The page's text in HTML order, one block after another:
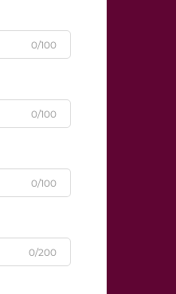
0/100
0/100
0/100
0/200